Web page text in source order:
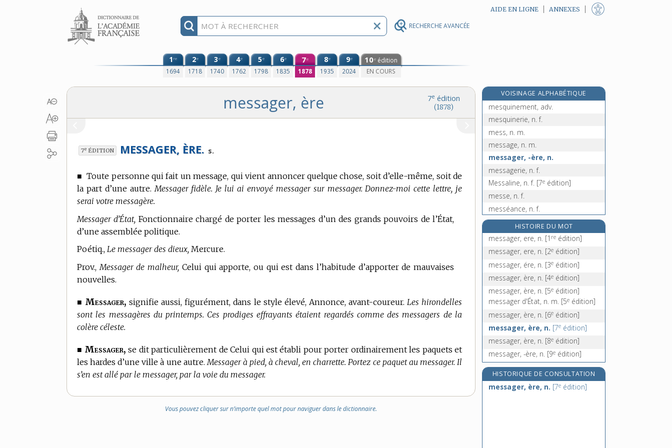
RECHERCHE AVANCÉE
Aller au contenu AIDE EN LIGNE ANNEXES
1re
1694
2e
1718
3e
1740
4e
1762
5e
1798
6e
1835
7e
1878
8e
1935
9e
2024
10e édition
EN COURS
7e édition
(1878)
messager, ère
7e ÉDITION MESSAGER, ÈRE. s.
■Toute personne qui fait un message, qui vient annoncer quelque chose, soit d’elle-même, soit de
la part d’une autre. Messager fidèle. Je lui ai envoyé messager sur messager. Donnez-moi cette lettre, je
serai votre messagère.
Messager d’État, Fonctionnaire chargé de porter les messages d’un des grands pouvoirs de l’État,
d’une assemblée politique.
Poétiq., Le messager des dieux, Mercure.
Prov., Messager de malheur, Celui qui apporte, ou qui est dans l’habitude d’apporter de mauvaises
nouvelles.
■ Messager, signifie aussi, figurément, dans le style élevé, Annonce, avant-coureur. Les hirondelles
sont les messagères du printemps. Ces prodiges effrayants étaient regardés comme des messagers de la
colère céleste.
■ Messager, se dit particulièrement de Celui qui est établi pour porter ordinairement les paquets et
les hardes d’une ville à une autre. Messager à pied, à cheval, en charrette. Portez ce paquet au messager. Il
s’en est allé par le messager, par la voie du messager.
Vous pouvez cliquer sur n’importe quel mot pour naviguer dans le dictionnaire.
VOISINAGE ALPHABÉTIQUE
mesquin, -ine, adj.
mesquinement, adv.
mesquinerie, n. f.
mess, n. m.
message, n. m.
messager, -ère, n.
messagerie, n. f.
Messaline, n. f. [7e édition]
messe, n. f.
messéance, n. f.
messéant, -ante, adj.
messeigneurs, n. m. pl.
messianique, adj.
HISTOIRE DU MOT
messager, ere, n. [1 re édition]
messager, ere, n. [2e édition]
messager, ére, n. [3e édition]
messager, ère, n. [4e édition]
messager, ère, n. [5e édition]
messager d'État, n. m. [5e édition]
messager, ère, n. [6e édition]
messager, ère, n. [7e édition]
messager, ère, n. [8e édition]
messager, -ère, n. [9e édition]
HISTORIQUE DE CONSULTATION
messager, ère, n. [7e édition]